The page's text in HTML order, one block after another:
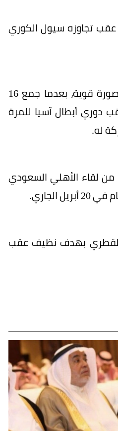
عقب تجاوزه سيول الكوري
وخلال مرحلة الدوري في دوري أبطال آسيا للنخبة، ظهر الفريق الياباني بصورة قوية، بعدما جمع 16
بلقب دوري أبطال آسيا للمرة
لقاء الأهلي السعودي
القطري بهدف نظيف عقب